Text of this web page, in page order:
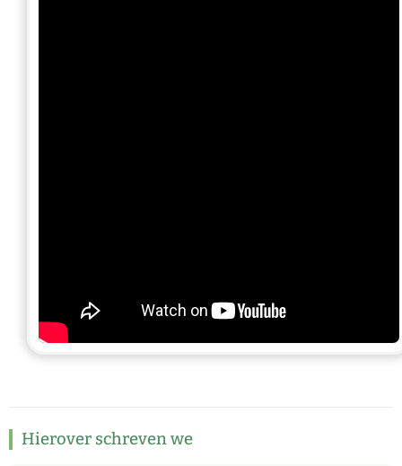
Hierover schreven we